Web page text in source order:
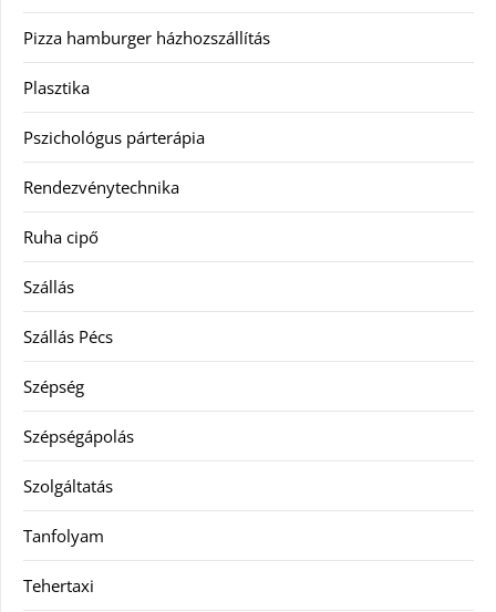
Pizza hamburger házhozszállítás
Plasztika
Pszichológus párterápia
Rendezvénytechnika
Ruha cipő
Szállás
Szállás Pécs
Szépség
Szépségápolás
Szolgáltatás
Tanfolyam
Tehertaxi